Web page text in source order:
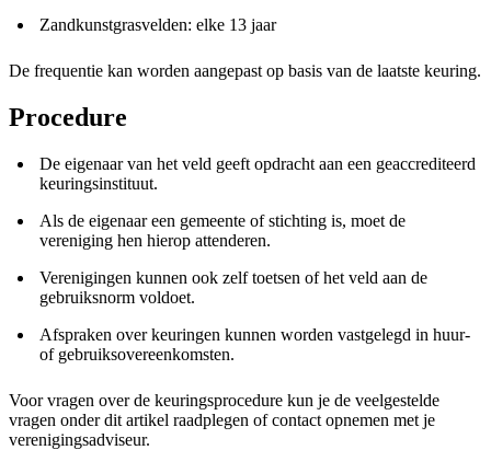
Zandkunstgrasvelden: elke 13 jaar
De frequentie kan worden aangepast op basis van de laatste keuring.
Procedure
De eigenaar van het veld geeft opdracht aan een geaccrediteerd
keuringsinstituut.
Als de eigenaar een gemeente of stichting is, moet de
vereniging hen hierop attenderen.
Verenigingen kunnen ook zelf toetsen of het veld aan de
gebruiksnorm voldoet.
Afspraken over keuringen kunnen worden vastgelegd in huur-
of gebruiksovereenkomsten.
Voor vragen over de keuringsprocedure kun je de veelgestelde
vragen onder dit artikel raadplegen of contact opnemen met je
verenigingsadviseur.